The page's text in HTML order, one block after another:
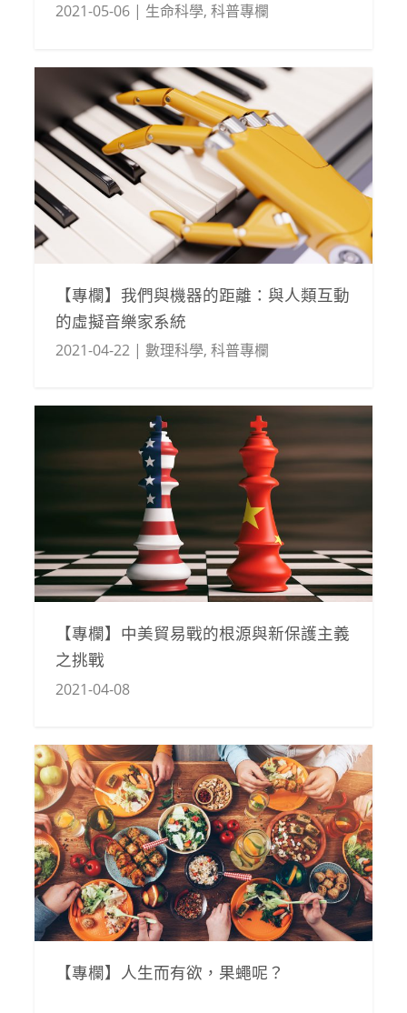
2021-05-06| 生命科學, 科普專欄
【專欄】我們與機器的距離：與人類互動
的虛擬音樂家系統
2021-04-22| 數理科學, 科普專欄
【專欄】中美貿易戰的根源與新保護主義
之挑戰
2021-04-08
【專欄】人生而有欲，果蠅呢？